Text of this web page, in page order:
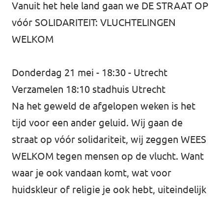
Vanuit het hele land gaan we DE STRAAT OP
vóór SOLIDARITEIT: VLUCHTELINGEN
WELKOM
Donderdag 21 mei - 18:30 - Utrecht
Verzamelen 18:10 stadhuis Utrecht
Na het geweld de afgelopen weken is het
tijd voor een ander geluid. Wij gaan de
straat op vóór solidariteit, wij zeggen WEES
WELKOM tegen mensen op de vlucht. Want
waar je ook vandaan komt, wat voor
huidskleur of religie je ook hebt, uiteindelijk